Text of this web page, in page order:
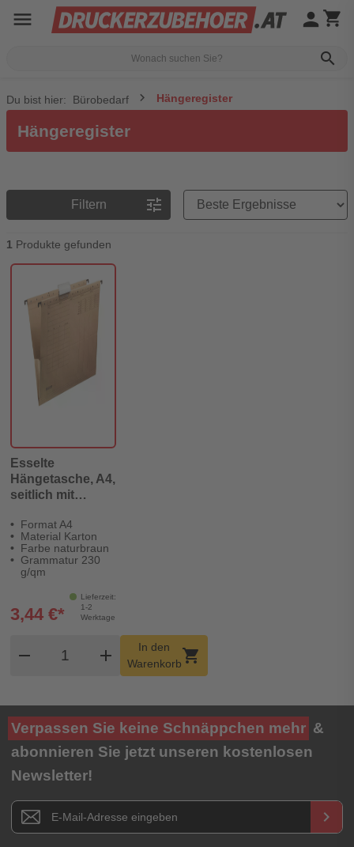
menu
search
person shopping_cart
Du bist hier: Bürobedarf Hängeregister
Hängeregister
Filtern tune
Preisreihenfolge
1 Produkte gefunden
Esselte
Hängetasche, A4,
seitlich mit
Karton,
naturbraun
Format A4
Material Karton
Farbe naturbraun
Grammatur 230
g/qm
Lieferzeit:
1-2
Werktage
3,44 €*
remove
Produkt Warenkorb Menge
add
In den
Warenkorbshopping_cart
Verpassen Sie keine Schnäppchen mehr &
abonnieren Sie jetzt unseren kostenlosen
Newsletter!
Newsletter E-Mail Adresse keyboard_arrow_right